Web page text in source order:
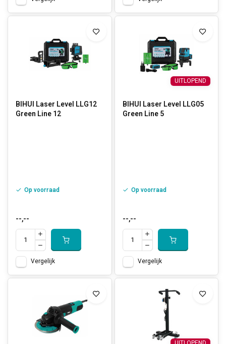
BIHUI Laser Level LLG12
Green Line 12
Op voorraad
--,--
Vergelijk
UITLOPEND
BIHUI Laser Level LLG05
Green Line 5
Op voorraad
--,--
Vergelijk